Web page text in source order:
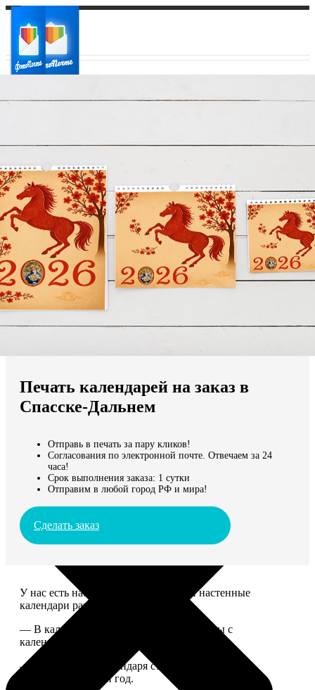
Ваш регион доставки
Выберите из списка:
Мы доставляем по всему миру
Продолжить без города
Печать календарей на заказ в
Спасске-Дальнем
Отправь в печать за пару кликов!
Согласования по электронной почте. Отвечаем за 24
часа!
Срок выполнения заказа: 1 сутки
Отправим в любой город РФ и мира!
Сделать заказ
У нас есть настольные, магнитные и настенные
календари разных размеров.
— В календаре 13 листов: обложка+листы с
календарной сеткой.
— Обложка для календаря стандартная, дизайн
обновляем каждый год.